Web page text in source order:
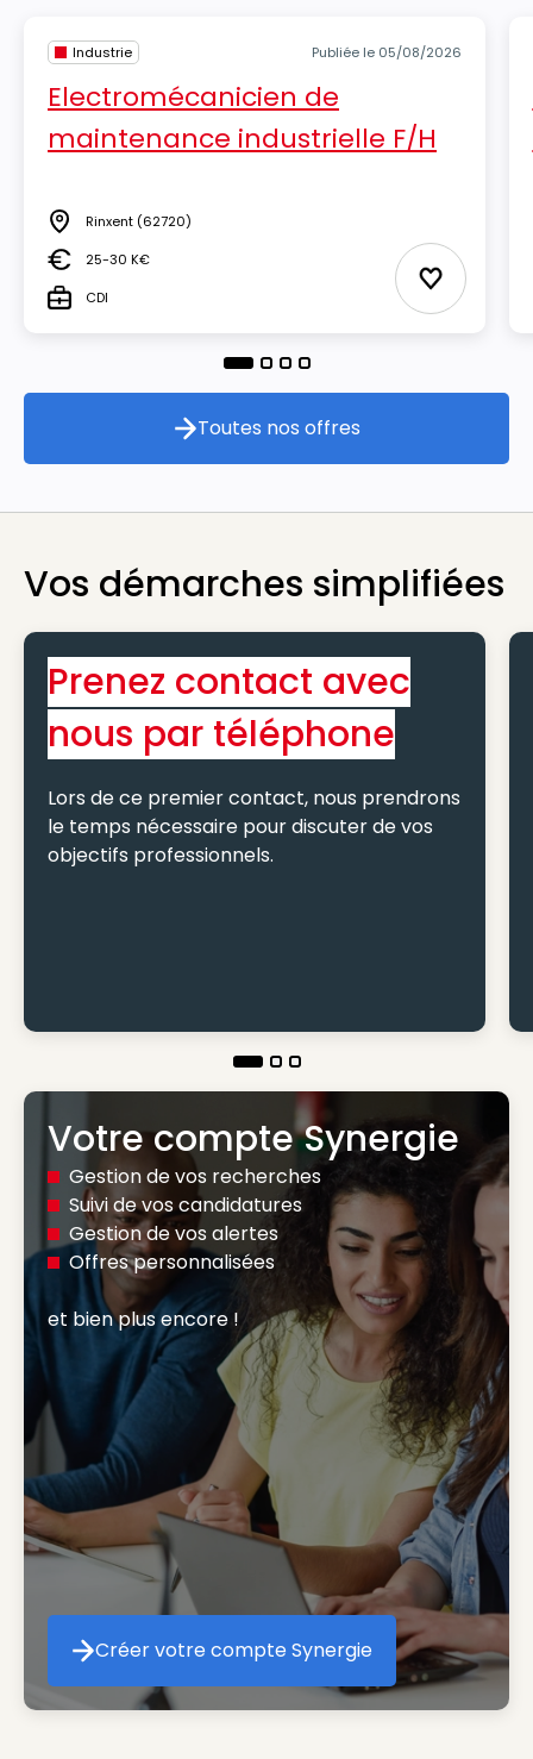
Industrie Publiée le 05/08/2026
Electromécanicien de
maintenance industrielle F/H
Lieu Rinxent (62720)
Salaire25-30 K€
TypeCDI Ajouter
Toutes nos offres
Toutes nos offres
Vos démarches simplifiées
Prenez contact avec
nous par téléphone
Lors de ce premier contact, nous prendrons
le temps nécessaire pour discuter de vos
objectifs professionnels.
Votre compte Synergie
Gestion de vos recherches
Suivi de vos candidatures
Gestion de vos alertes
Offres personnalisées
et bien plus encore !
Créer votre compte Synergie
Créer votre compte Synergie